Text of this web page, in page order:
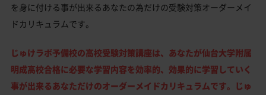
を身に付ける事が出来るあなたの為だけの受験対策オーダーメイ
ドカリキュラムです。
じゅけラボ予備校の高校受験対策講座は、あなたが仙台大学附属
明成高校合格に必要な学習内容を効率的、効果的に学習していく
事が出来るあなただけのオーダーメイドカリキュラムです。じゅ